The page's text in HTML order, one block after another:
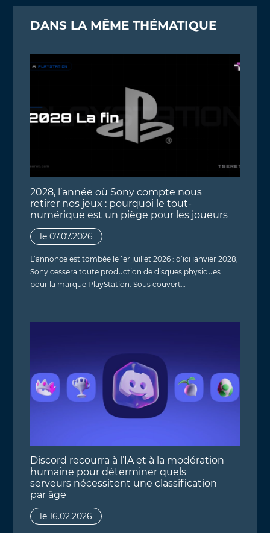
DANS LA MÊME THÉMATIQUE
2028, l’année où Sony compte nous
retirer nos jeux : pourquoi le tout-
numérique est un piège pour les joueurs
le 07.07.2026
L’annonce est tombée le 1er juillet 2026 : d’ici janvier 2028,
Sony cessera toute production de disques physiques
pour la marque PlayStation. Sous couvert…
Discord recourra à l’IA et à la modération
humaine pour déterminer quels
serveurs nécessitent une classification
par âge
le 16.02.2026